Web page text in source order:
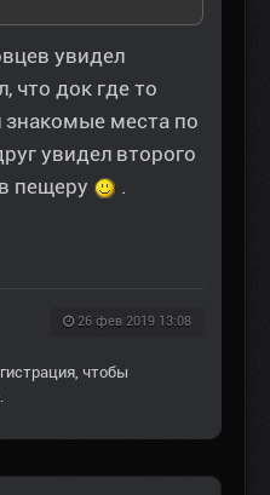
увидел
что док где то
знакомые места по
увидел второго
пещеру
.
26 фев 2019 13:08
, чтобы